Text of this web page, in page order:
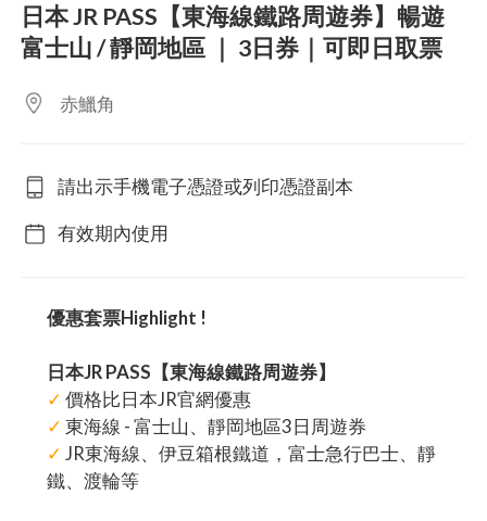
日本 JR PASS【東海線鐵路周遊券】暢遊
富士山 / 靜岡地區 ｜ 3日券｜可即日取票
赤鱲角
請出示手機電子憑證或列印憑證副本
有效期內使用
優惠套票Highlight !
日本JR PASS【東海線鐵路周遊券】
✓ 價格比日本JR官網優惠
✓ 東海線 - 富士山、靜岡地區3日周遊券
✓ JR東海線、伊豆箱根鐵道，富士急行巴士、靜
鐵、渡輪等